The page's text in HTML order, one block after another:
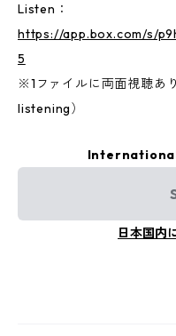
Listen：
https://app.box.com/s/
5
※1ファイルに両面視聴
listening）
日本国内